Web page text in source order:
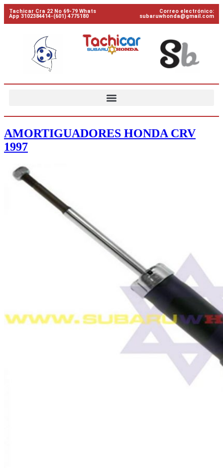
Tachicar Cra 22 No 69-79 Whats
App 3102384414-(601) 4775180
Correo electrónico:
subaruwhonda@gmail.com
AMORTIGUADORES HONDA CRV
1997